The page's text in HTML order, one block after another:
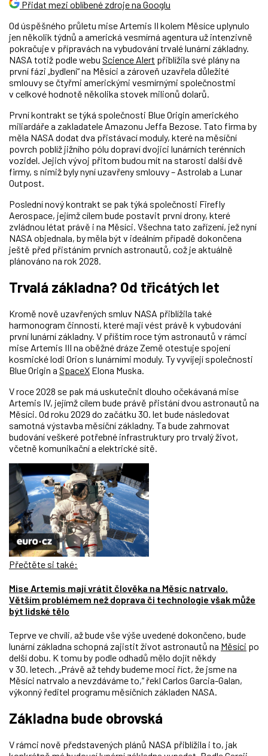
Přidat mezi oblíbené zdroje na Googlu
Od úspěšného průletu mise Artemis II kolem Měsíce uplynulo
jen několik týdnů a americká vesmírná agentura už intenzivně
pokračuje v přípravách na vybudování trvalé lunární základny.
NASA totiž podle webu Science Alert přiblížila své plány na
první fázi „bydlení“ na Měsíci a zároveň uzavřela důležité
smlouvy se čtyřmi americkými vesmírnými společnostmi
v celkové hodnotě několika stovek milionů dolarů.
První kontrakt se týká společnosti Blue Origin amerického
miliardáře a zakladatele Amazonu Jeffa Bezose. Tato firma by
měla NASA dodat dva přistávací moduly, které na měsíční
povrch poblíž jižního pólu dopraví dvojici lunárních terénních
vozidel. Jejich vývoj přitom budou mít na starosti další dvě
firmy, s nimiž byly nyní uzavřeny smlouvy – Astrolab a Lunar
Outpost.
Poslední nový kontrakt se pak týká společnosti Firefly
Aerospace, jejímž cílem bude postavit první drony, které
zvládnou létat právě i na Měsíci. Všechna tato zařízení, jež nyní
NASA objednala, by měla být v ideálním případě dokončena
ještě před přistáním prvních astronautů, což je aktuálně
plánováno na rok 2028.
Trvalá základna? Od třicátých let
Kromě nově uzavřených smluv NASA přiblížila také
harmonogram činností, které mají vést právě k vybudování
první lunární základny. V příštím roce tým astronautů v rámci
mise Artemis III na oběžné dráze Země otestuje spojení
kosmické lodi Orion s lunárními moduly. Ty vyvíjejí společnosti
Blue Origin a SpaceX Elona Muska.
V roce 2028 se pak má uskutečnit dlouho očekávaná mise
Artemis IV, jejímž cílem bude právě přistání dvou astronautů na
Měsíci. Od roku 2029 do začátku 30. let bude následovat
samotná výstavba měsíční základny. Ta bude zahrnovat
budování veškeré potřebné infrastruktury pro trvalý život,
včetně komunikační a elektrické sítě.
Přečtěte si také:
Mise Artemis mají vrátit člověka na Měsíc natrvalo.
Větším problémem než doprava či technologie však může
být lidské tělo
Teprve ve chvíli, až bude vše výše uvedené dokončeno, bude
lunární základna schopná zajistit život astronautů na Měsíci po
delší dobu. K tomu by podle odhadů mělo dojít někdy
v 30. letech. „Právě až tehdy budeme moci říct, že jsme na
Měsíci natrvalo a nevzdáváme to,“ řekl Carlos Garcia-Galan,
výkonný ředitel programu měsíčních základen NASA.
Základna bude obrovská
V rámci nově představených plánů NASA přiblížila i to, jak